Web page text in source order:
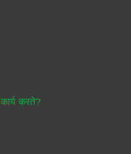
करते?